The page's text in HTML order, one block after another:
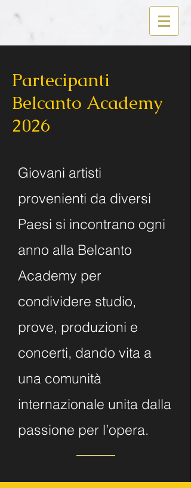
Partecipanti
Belcanto Academy
2026
Giovani artisti
provenienti da diversi
Paesi si incontrano ogni
anno alla Belcanto
Academy per
condividere studio,
prove, produzioni e
concerti, dando vita a
una comunità
internazionale unita dalla
passione per l’opera.